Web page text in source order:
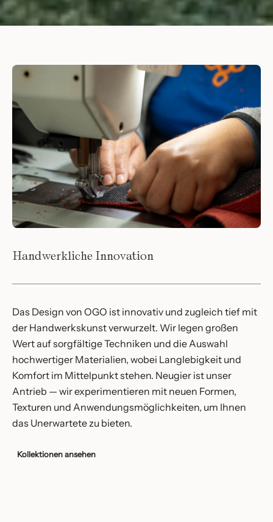
Handwerkliche Innovation
Das Design von OGO ist innovativ und zugleich tief mit
der Handwerkskunst verwurzelt. Wir legen großen
Wert auf sorgfältige Techniken und die Auswahl
hochwertiger Materialien, wobei Langlebigkeit und
Komfort im Mittelpunkt stehen. Neugier ist unser
Antrieb — wir experimentieren mit neuen Formen,
Texturen und Anwendungsmöglichkeiten, um Ihnen
das Unerwartete zu bieten.
Kollektionen ansehen